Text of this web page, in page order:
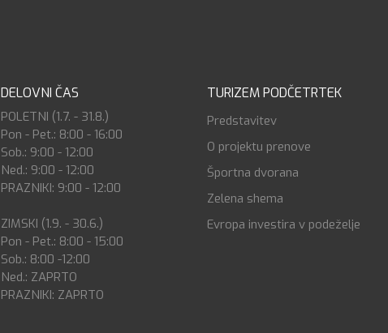
DELOVNI ČAS
POLETNI (1.7. - 31.8.)
Pon - Pet.: 8:00 - 16:00
Sob.: 9:00 - 12:00
Ned.: 9:00 - 12:00
PRAZNIKI: 9:00 - 12:00
ZIMSKI (1.9. - 30.6.)
Pon - Pet.: 8:00 - 15:00
Sob.: 8:00 -12:00
Ned.: ZAPRTO
PRAZNIKI: ZAPRTO
TURIZEM PODČETRTEK
Predstavitev
O projektu prenove
Športna dvorana
Zelena shema
Evropa investira v podeželje